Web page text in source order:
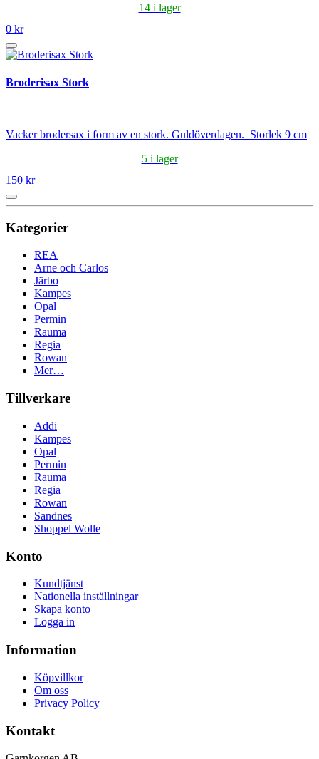
14 i lager
0 kr
Broderisax Stork
Vacker brodersax i form av en stork. Guldöverdagen. Storlek 9 cm
5 i lager
150 kr
Kategorier
REA
Arne och Carlos
Järbo
Kampes
Opal
Permin
Rauma
Regia
Rowan
Mer…
Tillverkare
Addi
Kampes
Opal
Permin
Rauma
Regia
Rowan
Sandnes
Shoppel Wolle
Konto
Kundtjänst
Nationella inställningar
Skapa konto
Logga in
Information
Köpvillkor
Om oss
Privacy Policy
Kontakt